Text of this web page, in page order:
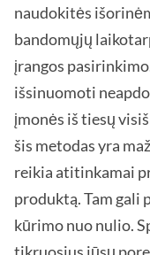
naudokitės
bandomųjų
įrangos
išsinuomoti
įmonės iš tiesų
šis metodas yra
reikia atitinkamai
produktą. Tam
kūrimo nuo nulio.